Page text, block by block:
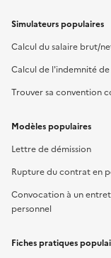
Simulateurs populaires
Calcul du salaire brut/
Calcul de l'indemnité
Trouver sa convention
Modèles populaires
Lettre de démission
Rupture du contrat en
Convocation à un
personnel
Fiches pratiques